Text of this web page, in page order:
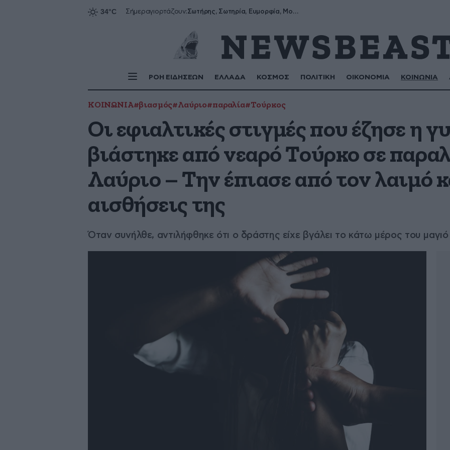
Σήμεραγιορτάζουν: Σωτήρης, Σωτηρία, Ευμορφία, Μορφούλα
ΡΟΗ ΕΙΔΗΣΕΩΝ ΕΛΛΑΔΑ ΚΟΣΜΟΣ ΠΟΛΙΤΙΚΗ ΟΙΚΟΝΟΜΙΑ ΚΟΙΝΩΝΙΑ
της
ΚΟΙΝΩΝΙΑ#βιασμός#Λαύριο#παραλία#Τούρκος
Οι εφιαλτικές στιγμές που έζησε η
βιάστηκε από νεαρό Τούρκο σε
Λαύριο – Την έπιασε από τον λαιμό
αισθήσεις της
Όταν συνήλθε, αντιλήφθηκε ότι ο δράστης είχε βγάλει το κάτω μέρος του